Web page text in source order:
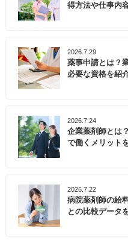
得方法や仕事内
2026.7.29
薬事申請とは？
必要な資格を紹
2026.7.24
企業薬剤師とは
で働くメリット
2026.7.22
病院薬剤師の給
との比較データ